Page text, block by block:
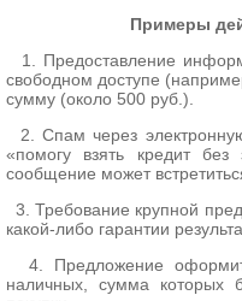
Примеры
1. Предоставление
свободном доступе
сумму (около 500 руб.).
2. Спам через
«помогу взять кредит
сообщение может
3. Требование крупной
какой-либо гарантии
4. Предложение
наличных, сумма которых